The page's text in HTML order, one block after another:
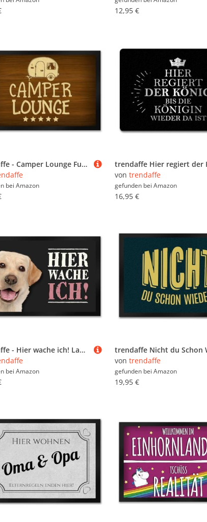
12,95 €
trendaffe - Camper Lounge Fußmatte XXL mit Wohnwagen Motiv
bei Amazon
von trendaffe
gefunden bei Amazon
16,95 €
trendaffe - Hier wache ich! Labrador Fußmatte XXL mit Labrador Motiv
bei Amazon
von trendaffe
gefunden bei Amazon
19,95 €